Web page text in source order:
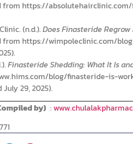
from https://
(n.d.). Does Finasteride
from https://wimpoleclinic.com/
Finasteride Shedding: What It Is
blog/finasteride-is-
July 29, 2025).
by) :
771